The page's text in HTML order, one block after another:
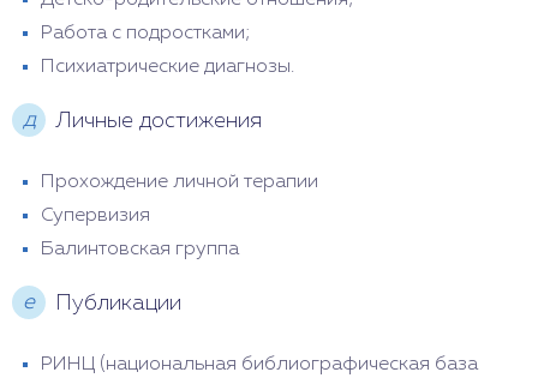
Работа с подростками;
Психиатрические диагнозы.
д Личные достижения
Прохождение личной терапии
Супервизия
Балинтовская группа
е Публикации
РИНЦ (национальная библиографическая база